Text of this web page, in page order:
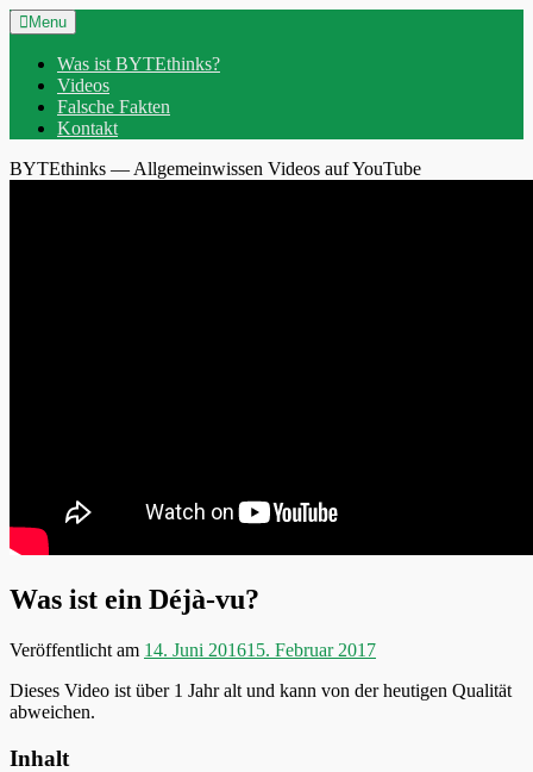
Skip
to
content
Header
Menu
Menu
Was ist BYTEthinks?
Videos
Falsche Fakten
Kontakt
BYTEthinks — Allgemeinwissen Videos auf YouTube
Was ist ein Déjà-vu?
Veröffentlicht am 14. Juni 201615. Februar 2017
Dieses Video ist über 1 Jahr alt und kann von der heutigen Qualität
abweichen.
Inhalt